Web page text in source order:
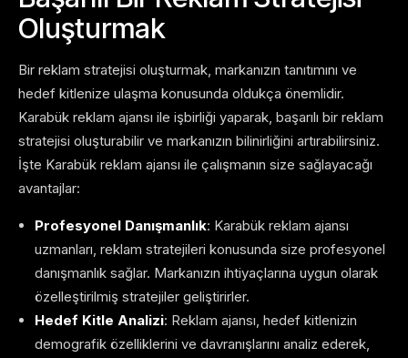
Oluşturmak
Bir reklam stratejisi oluşturmak, markanızın tanıtımını ve
hedef kitlenize ulaşma konusunda oldukça önemlidir.
Karabük reklam ajansı ile işbirliği yaparak, başarılı bir reklam
stratejisi oluşturabilir ve markanızın bilinirliğini artırabilirsiniz.
İşte Karabük reklam ajansı ile çalışmanın size sağlayacağı
avantajlar:
Profesyonel Danışmanlık: Karabük reklam ajansı
uzmanları, reklam stratejileri konusunda size profesyonel
danışmanlık sağlar. Markanızın ihtiyaçlarına uygun olarak
özelleştirilmiş stratejiler geliştirirler.
Hedef Kitle Analizi: Reklam ajansı, hedef kitlenizin
demografik özelliklerini ve davranışlarını analiz ederek,